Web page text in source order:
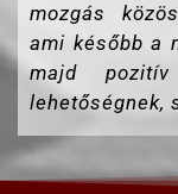
mozgás
ami később a
majd
lehetőségnek,